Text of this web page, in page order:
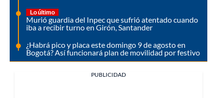
Lo último
Murió guardia del Inpec que sufrió atentado cuando
iba a recibir turno en Girón, Santander
¿Habrá pico y placa este domingo 9 de agosto en
Bogotá? Así funcionará plan de movilidad por festivo
PUBLICIDAD